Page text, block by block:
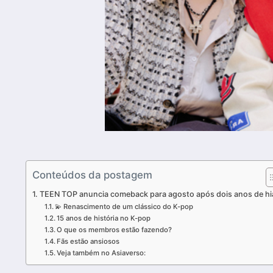
Conteúdos da postagem
TEEN TOP anuncia comeback para agosto após dois anos de
💫 Renascimento de um clássico do K-pop
15 anos de história no K-pop
O que os membros estão fazendo?
Fãs estão ansiosos
Veja também no Asiaverso: